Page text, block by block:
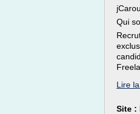
Qui
Lire
Site :